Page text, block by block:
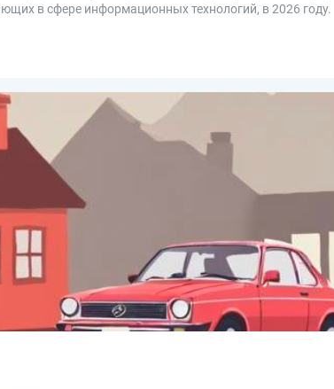
в сфере информационных технологий, в 2026 году.